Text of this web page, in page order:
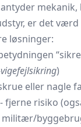
er det
løsninger:
)
eller nagle
fjerne risiko
militær/